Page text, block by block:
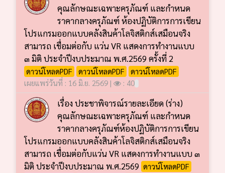
คุณลักษณะเฉพาะครุภัณฑ์ และกำหนด
ราคากลางครุภัณฑ์ ห้องปฏิบัติการการเขียน
โปรแกรมออกแบบคลังสินค้าโลจิสติกส์เสมือนจริง
สามารถ เชื่อมต่อกับ แว่น VR แสดงการทำงานแบบ
๓ มิติ ประจำปีงบประมาณ พ.ศ.2569 ครั้งที่ 2
ดาวน์โหลดPDF ดาวน์โหลดPDF
ดาวน์โหลดPDF
เผยแพร่วันที่ : 16 มิ.ย. 2569 |
: 40
เรื่อง ประชาพิจารณ์รายละเอียด (ร่าง)
คุณลักษณะเฉพาะครุภัณฑ์ และกำหนด
ราคากลางครุภัณฑ์ห้องปฏิบัติการการเขียน
โปรแกรมออกแบบคลังสินค้าโลจิสติกส์เสมือนจริง
สามารถ เชื่อมต่อกับแว่น VR แสดงการทำงานแบบ ๓
มิติ ประจำปีงบประมาณ พ.ศ.2569 ดาวน์โหลดPDF